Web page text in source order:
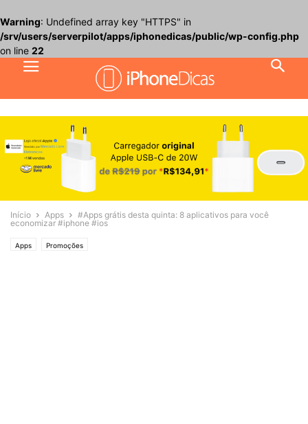
Warning: Undefined array key "HTTPS" in
/srv/users/serverpilot/apps/iphonedicas/public/wp-config.php
on line 22
Início Apps
#Apps grátis desta quinta: 8 aplicativos para você
economizar #iphone #ios
Apps Promoções